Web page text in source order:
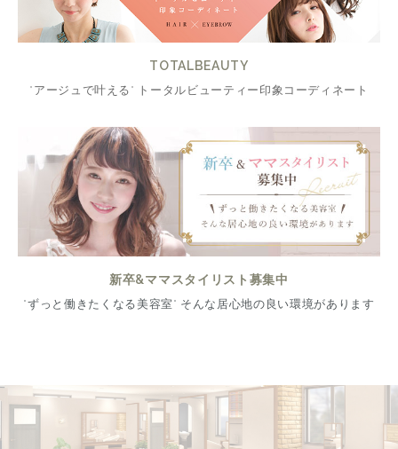
TOTALBEAUTY
"アージュで叶える" トータルビューティー印象コーディネート
新卒&ママスタイリスト募集中
"ずっと働きたくなる美容室" そんな居心地の良い環境があります